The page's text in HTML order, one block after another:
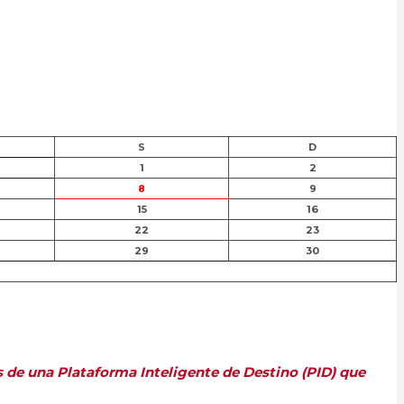
S
D
1
2
8
9
15
16
22
23
29
30
una Plataforma Inteligente de Destino (PID) que